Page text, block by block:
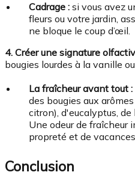
Cadrage : si vous avez
fleurs ou votre jardin,
ne bloque le coup d’œil.
4. Créer une signature
bougies lourdes à la vanille
La fraîcheur avant tout :
des bougies aux
citron), d'eucalyptus,
Une odeur de fraîcheur
propreté et de
Conclusion